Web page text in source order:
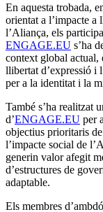
En aquesta trobada,
orientat a l’impacte
l’Aliança, els
ENGAGE.EU s’ha
context global actual,
llibertat d’expressió i
per a la identitat i la
També s’ha realitzat
d’ENGAGE.EU per
objectius prioritaris
l’impacte social de
generin valor afegit
d’estructures de
adaptable.
Els membres